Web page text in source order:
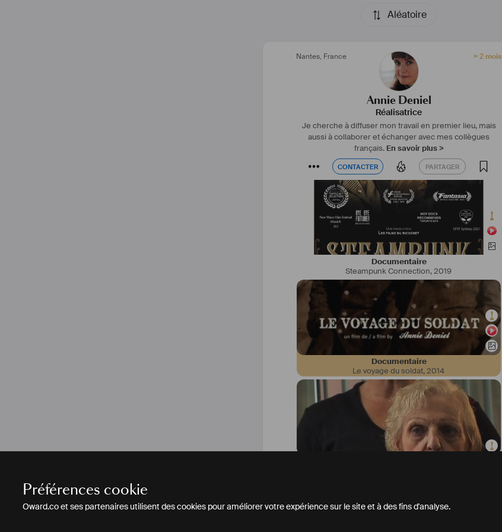
Préférences cookie
Oward.co et ses partenaires utilisent des cookies pour améliorer votre expérience sur le site et à des fins d'analyse.
Aléatoire
Nantes, France > 2 mois
Annie Deniel
Réalisatrice
Je cherche à diffuser mon travail en premier lieu, mais
aussi à collaborer et échanger avec mes collègues
français. En savoir plus >
#montreal #coproduction
camera
communauté
CONTACTER PARTAGER
CONTACTER PARTAGER
Documentaire
Steampunk Connection,2019
Documentaire
Le voyage du soldat,2014